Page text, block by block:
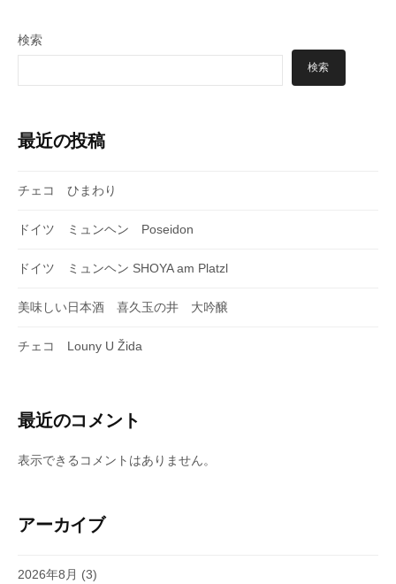
ー
シ
ョ
ン
検索
検索
最近の投稿
チェコ ひまわり
ドイツ ミュンヘン Poseidon
ドイツ ミュンヘン SHOYA am Platzl
美味しい日本酒 喜久玉の井 大吟醸
チェコ Louny U Žida
最近のコメント
表示できるコメントはありません。
アーカイブ
2026年8月 (3)